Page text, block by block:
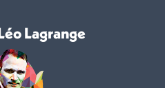
Lagrange